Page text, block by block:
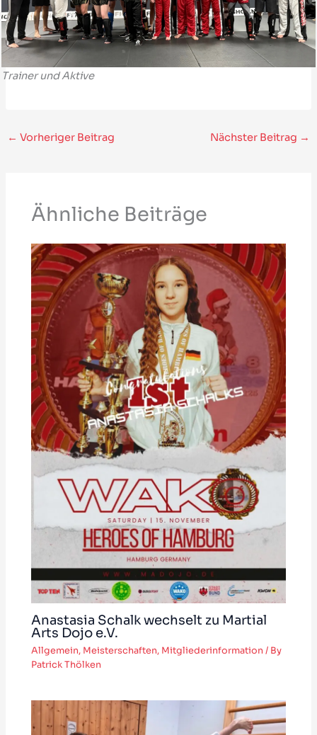
Trainer und Aktive
← Vorheriger Beitrag Nächster Beitrag →
Ähnliche Beiträge
Anastasia Schalk wechselt zu Martial
Arts Dojo e.V.
Allgemein, Meisterschaften, Mitgliederinformation / By
Patrick Thölken